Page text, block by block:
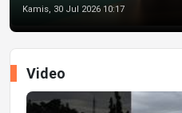
Kamis, 30 Jul 2026 10:17
Video